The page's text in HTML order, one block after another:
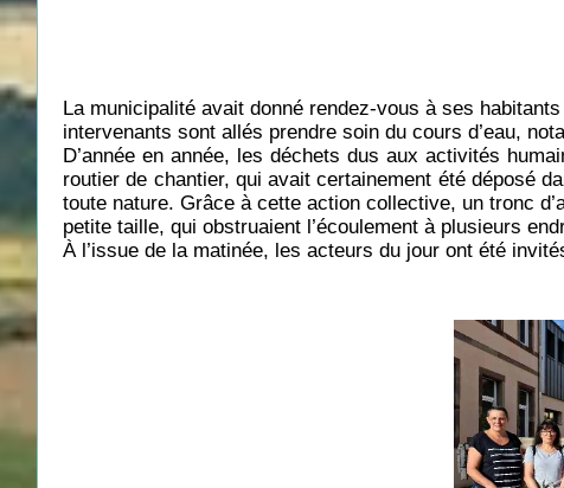
La municipalité avait donné rendez-vous à ses
intervenants sont allés prendre soin du cours d’eau,
D’année en année, les déchets dus aux activités
routier de chantier, qui avait certainement été déposé
toute nature. Grâce à cette action collective, un tronc
petite taille, qui obstruaient l’écoulement à plusieurs
À l’issue de la matinée, les acteurs du jour ont été